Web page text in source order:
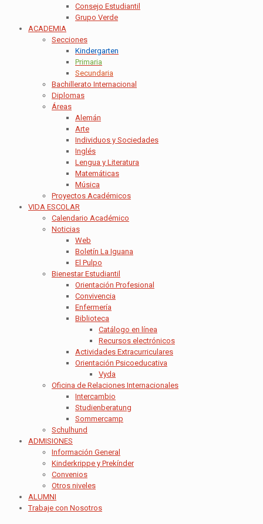
Consejo Estudiantil
Grupo Verde
ACADEMIA
Secciones
Kindergarten
Primaria
Secundaria
Bachillerato Internacional
Diplomas
Áreas
Alemán
Arte
Individuos y Sociedades
Inglés
Lengua y Literatura
Matemáticas
Música
Proyectos Académicos
VIDA ESCOLAR
Calendario Académico
Noticias
Web
Boletín La Iguana
El Pulpo
Bienestar Estudiantil
Orientación Profesional
Convivencia
Enfermería
Biblioteca
Catálogo en línea
Recursos electrónicos
Actividades Extracurriculares
Orientación Psicoeducativa
Vyda
Oficina de Relaciones Internacionales
Intercambio
Studienberatung
Sommercamp
Schulhund
ADMISIONES
Información General
Kinderkrippe y Prekínder
Convenios
Otros niveles
ALUMNI
Trabaje con Nosotros